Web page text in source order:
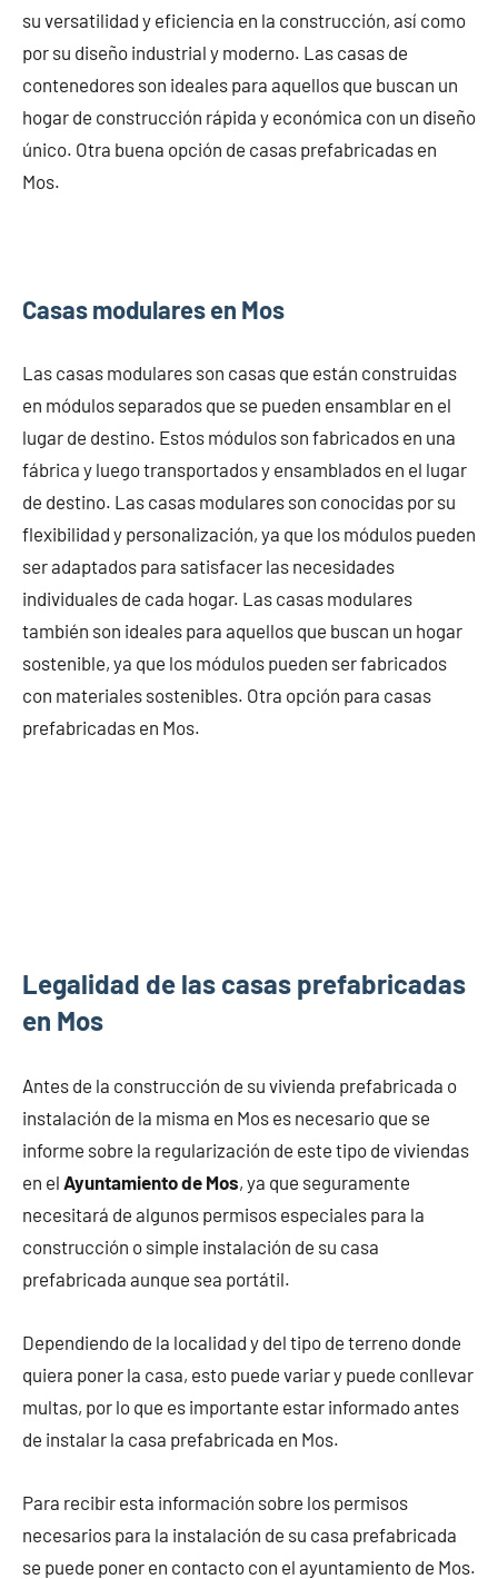
su versatilidad y eficiencia en la construcción, así como
por su diseño industrial y moderno. Las casas de
contenedores son ideales para aquellos que buscan un
hogar de construcción rápida y económica con un diseño
único. Otra buena opción de casas prefabricadas en
Mos.
Casas modulares en Mos
Las casas modulares son casas que están construidas
en módulos separados que se pueden ensamblar en el
lugar de destino. Estos módulos son fabricados en una
fábrica y luego transportados y ensamblados en el lugar
de destino. Las casas modulares son conocidas por su
flexibilidad y personalización, ya que los módulos pueden
ser adaptados para satisfacer las necesidades
individuales de cada hogar. Las casas modulares
también son ideales para aquellos que buscan un hogar
sostenible, ya que los módulos pueden ser fabricados
con materiales sostenibles. Otra opción para casas
prefabricadas en Mos.
Legalidad de las casas prefabricadas
en Mos
Antes de la construcción de su vivienda prefabricada o
instalación de la misma en Mos es necesario que se
informe sobre la regularización de este tipo de viviendas
en el Ayuntamiento de Mos, ya que seguramente
necesitará de algunos permisos especiales para la
construcción o simple instalación de su casa
prefabricada aunque sea portátil.
Dependiendo de la localidad y del tipo de terreno donde
quiera poner la casa, esto puede variar y puede conllevar
multas, por lo que es importante estar informado antes
de instalar la casa prefabricada en Mos.
Para recibir esta información sobre los permisos
necesarios para la instalación de su casa prefabricada
se puede poner en contacto con el ayuntamiento de Mos.